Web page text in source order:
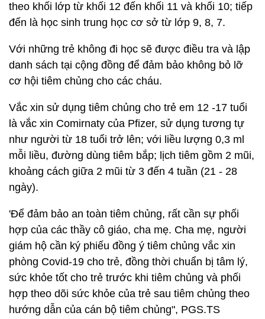
theo khối lớp từ khối 12 đến khối 11 và khối 10; tiếp
đến là học sinh trung học cơ sở từ lớp 9, 8, 7.
Với những trẻ không đi học sẽ được điều tra và lập
danh sách tại cộng đồng để đảm bảo không bỏ lỡ
cơ hội tiêm chủng cho các cháu.
Vắc xin sử dụng tiêm chủng cho trẻ em 12 -17 tuổi
là vắc xin Comirnaty của Pfizer, sử dụng tương tự
như người từ 18 tuổi trở lên; với liều lượng 0,3 ml
mỗi liều, đường dùng tiêm bắp; lịch tiêm gồm 2 mũi,
khoảng cách giữa 2 mũi từ 3 đến 4 tuần (21 - 28
ngày).
'Để đảm bảo an toàn tiêm chủng, rất cần sự phối
hợp của các thầy cô giáo, cha mẹ. Cha mẹ, người
giám hộ cần ký phiếu đồng ý tiêm chủng vắc xin
phòng Covid-19 cho trẻ, đồng thời chuẩn bị tâm lý,
sức khỏe tốt cho trẻ trước khi tiêm chủng và phối
hợp theo dõi sức khỏe của trẻ sau tiêm chủng theo
hướng dẫn của cán bộ tiêm chủng", PGS.TS